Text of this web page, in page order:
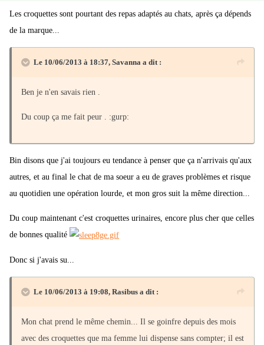
Les croquettes sont pourtant des repas adaptés au chats, après ça dépends
de la marque...
Le 10/06/2013 à 18:37, Savanna a dit :
Ben je n'en savais rien .
Du coup ça me fait peur . :gurp:
Bin disons que j'ai toujours eu tendance à penser que ça n'arrivais qu'aux
autres, et au final le chat de ma soeur a eu de graves problèmes et risque
au quotidien une opération lourde, et mon gros suit la même direction...
Du coup maintenant c'est croquettes urinaires, encore plus cher que celles
de bonnes qualité
Donc si j'avais su...
Le 10/06/2013 à 19:08, Rasibus a dit :
Mon chat prend le même chemin... Il se goinfre depuis des mois
avec des croquettes que ma femme lui dispense sans compter; il est